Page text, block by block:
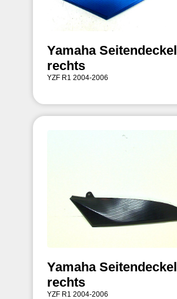
Yamaha Seitendeckel
rechts
YZF R1 2004-2006
Yamaha Seitendeckel
rechts
YZF R1 2004-2006